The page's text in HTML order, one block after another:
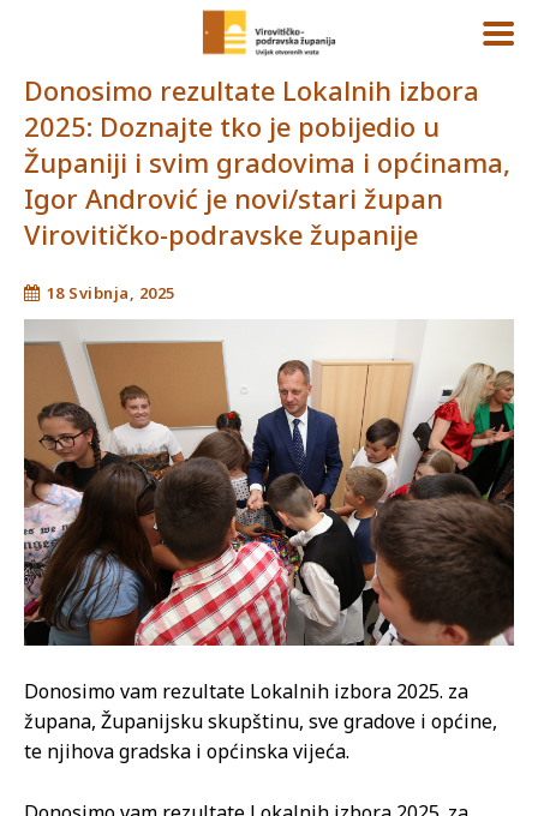
Donosimo rezultate Lokalnih izbora
2025: Doznajte tko je pobijedio u
Županiji i svim gradovima i općinama,
Igor Andrović je novi/stari župan
Virovitičko-podravske županije
18 Svibnja, 2025
Donosimo vam rezultate Lokalnih izbora 2025. za
župana, Županijsku skupštinu, sve gradove i općine,
te njihova gradska i općinska vijeća.